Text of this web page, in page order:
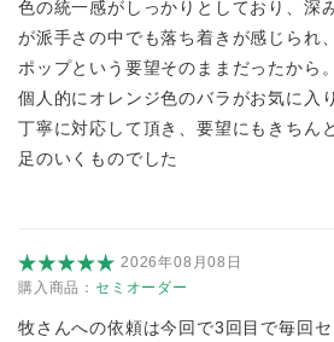
色の統一感がしっかりとしており、深
が派手さの中でも落ち着きが感じられ
ポップという要望そのままだったから。
個人的にオレンジ色のバラがお気に入
丁寧に対応して頂き、要望にもきちん
足のいくものでした
2026年08月08日
購入商品： セミオーダー
牧さんへの依頼は今回で3回目で毎回セ